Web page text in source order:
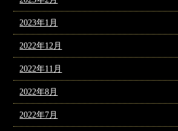
2023年1月
2022年12月
2022年11月
2022年8月
2022年7月